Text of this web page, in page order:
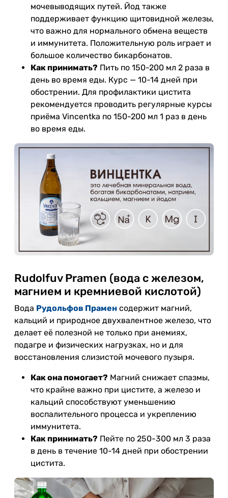
мочевыводящих путей. Йод также
поддерживает функцию щитовидной железы,
что важно для нормального обмена веществ
и иммунитета. Положительную роль играет и
большое количество бикарбонатов.
Как принимать? Пить по 150-200 мл 2 раза в
день во время еды. Курс — 10-14 дней при
обострении. Для профилактики цистита
рекомендуется проводить регулярные курсы
приёма Vincentka по 150-200 мл 1 раз в день
во время еды.
Rudolfuv Pramen (вода с железом,
магнием и кремниевой кислотой)
Вода Рудольфов Прамен содержит магний,
кальций и природное двухвалентное железо, что
делает её полезной не только при анемиях,
подагре и физических нагрузках, но и для
восстановления слизистой мочевого пузыря.
Как она помогает? Магний снижает спазмы,
что крайне важно при цистите, а железо и
кальций способствуют уменьшению
воспалительного процесса и укреплению
иммунитета.
Как принимать? Пейте по 250-300 мл 3 раза
в день в течение 10-14 дней при обострении
цистита.